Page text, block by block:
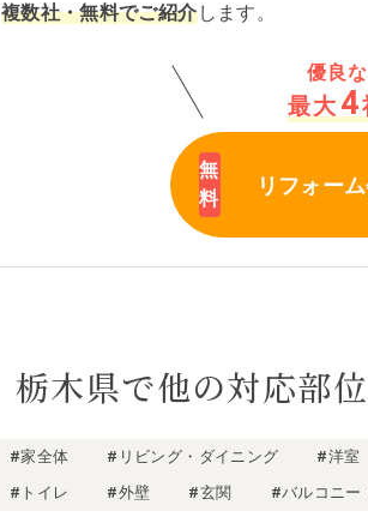
複数社・無料でご紹介します。
優良
最大 4
リフォー
栃木県で他の対応部
#家全体 #リビング・ダイニング #洋室
#トイレ
#外壁 #玄関 #バルコニー